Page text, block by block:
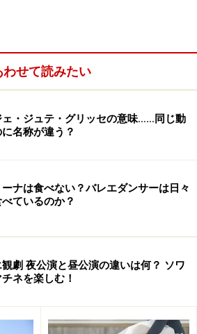
わせて読みたい
ェ・ジュテ・グリッセの意味……同じ動
名称が違う？
ナは食べない？バレエダンサーは日々
ているのか？
劇 夜公演と昼公演の違いは何？ ソワ
ネを楽しむ！